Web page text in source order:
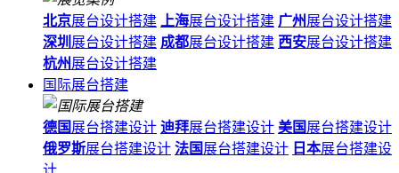
北京展台设计搭建 上海展台设计搭建 广州展台设计搭建
深圳 展台设计搭建 成都展台设计搭建 西安展台设计搭建
杭州展台设计搭建
国际展台搭建
德国 展台搭建设计 迪拜展台搭建设计 美国 展台搭建设计
俄罗斯展台搭建设计 法国 展台搭建设计 日本展台搭建设
计